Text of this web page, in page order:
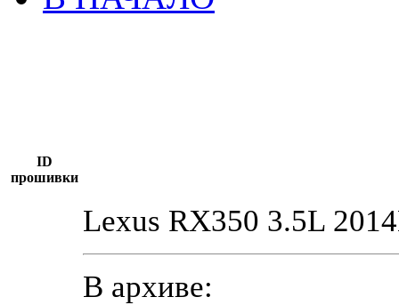
ID
прошивки
Lexus RX350 3.5L
В архиве: